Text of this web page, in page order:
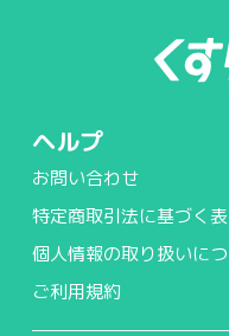
ヘルプ
お問い合わせ
特定商取引法に基づく
個人情報の取り扱いに
ご利用規約